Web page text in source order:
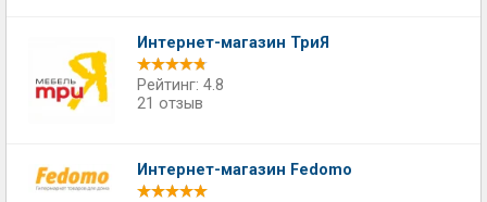
Интернет-магазин ТриЯ
Рейтинг: 4.8
21 отзыв
Интернет-магазин Fedomo